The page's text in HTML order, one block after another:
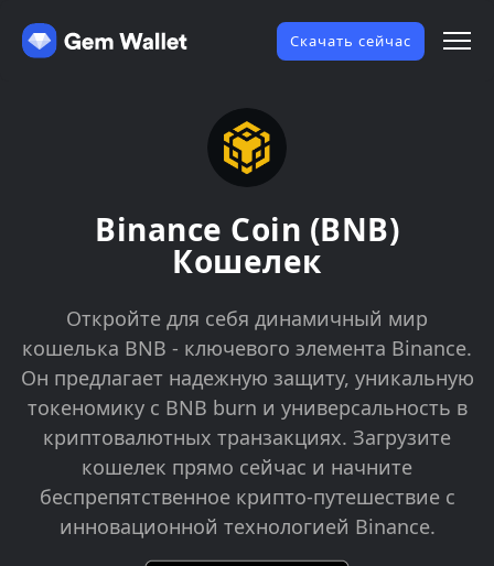
Скачать сейчас
Binance Coin (BNB)
Кошелек
Откройте для себя динамичный мир
кошелька BNB - ключевого элемента Binance.
Он предлагает надежную защиту, уникальную
токеномику с BNB burn и универсальность в
криптовалютных транзакциях. Загрузите
кошелек прямо сейчас и начните
беспрепятственное крипто-путешествие с
инновационной технологией Binance.